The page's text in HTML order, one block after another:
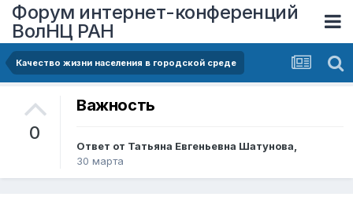
Форум интернет-конференций
ВолНЦ РАН
Качество жизни населения в городской среде
0
Важность
Ответ от Татьяна Евгеньевна Шатунова,
30 марта